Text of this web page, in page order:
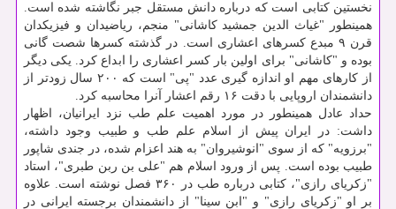
نخستین كتابی است كه درباره دانش مستقل جبر نگاشته شده است.
همینطور "غیاث الدین جمشید كاشانی" منجم، ریاضیدان و فیزیكدان
قرن ۹ مبدع كسرهای اعشاری است. در گذشته كسرها شصت گانی
بوده و "كاشانی" برای اولین بار كسر اعشاری را ابداع كرد. یكی دیگر
از كارهای مهم او اندازه گیری عدد "پی" است كه ۲۰۰ سال زودتر از
دانشمندان اروپایی با دقت ۱۶ رقم اعشار آنرا محاسبه كرد.
حداد عادل همینطور در مورد اهمیت علم طب نزد ایرانیان، اظهار
داشت: در ایران پیش از اسلام علم طب و طبیب وجود داشته،
"برزویه" كه از سوی "انوشیروان" به هند اعزام شده، در جندی شاپور
طبیب بوده است. پس از ورود اسلام هم "علی بن ربن طبری"، استاد
"زكریای رازی"، كتابی درباره طب در ۳۶۰ فصل نوشته است. علاوه
بر او "زكریای رازی" و "ابن سینا" از دانشمندان برجسته ایرانی در